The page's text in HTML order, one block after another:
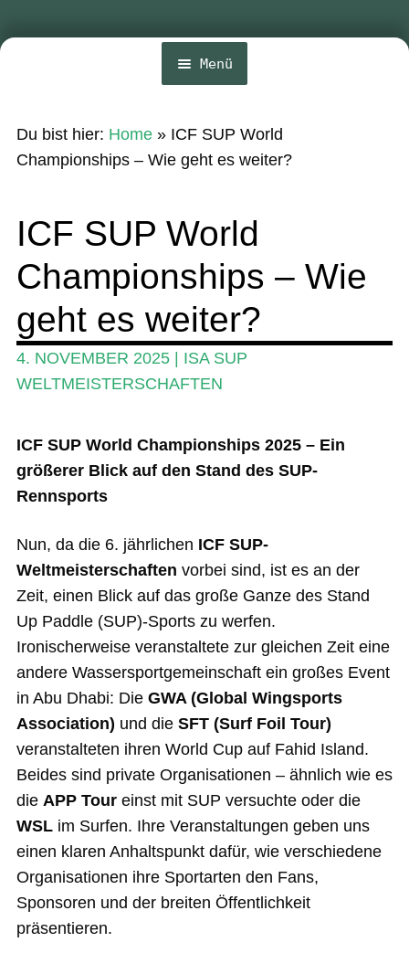
Menü
SUP-Events
Ratgeber
Stand Up Magazin TV
SPOT FINDER
Du bist hier: Home» ICF SUP World
Championships – Wie geht es weiter?
ICF SUP World
Championships – Wie
geht es weiter?
4. NOVEMBER 2025| ISA SUP
WELTMEISTERSCHAFTEN
ICF SUP World Championships 2025 – Ein
größerer Blick auf den Stand des SUP-
Rennsports
Nun, da die 6. jährlichen ICF SUP-
Weltmeisterschaften vorbei sind, ist es an der
Zeit, einen Blick auf das große Ganze des Stand
Up Paddle (SUP)-Sports zu werfen.
Ironischerweise veranstaltete zur gleichen Zeit eine
andere Wassersportgemeinschaft ein großes Event
in Abu Dhabi: Die GWA (Global Wingsports
Association) und die SFT (Surf Foil Tour)
veranstalteten ihren World Cup auf Fahid Island.
Beides sind private Organisationen – ähnlich wie es
die APP Toureinst mit SUP versuchte oder die
WSLim Surfen. Ihre Veranstaltungen geben uns
einen klaren Anhaltspunkt dafür, wie verschiedene
Organisationen ihre Sportarten den Fans,
Sponsoren und der breiten Öffentlichkeit
präsentieren.